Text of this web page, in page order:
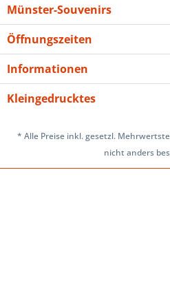
Münster-Souvenirs
Öffnungszeiten
Informationen
Kleingedrucktes
* Alle Preise inkl. gesetzl.
nicht anders